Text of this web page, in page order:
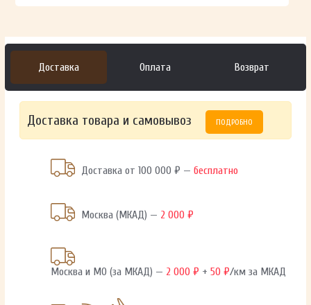
Доставка Оплата Возврат
Доставка товара и самовывоз ПОДРОБНО
Доставка от 100 000 ₽ —бесплатно
Москва (МКАД) — 2 000 ₽
Москва и МО (за МКАД) — 2 000 ₽ +50 ₽/км за МКАД